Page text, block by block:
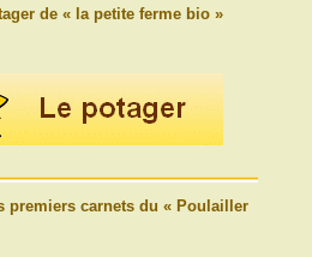
de « la petite ferme bio »
premiers carnets du « Poulailler